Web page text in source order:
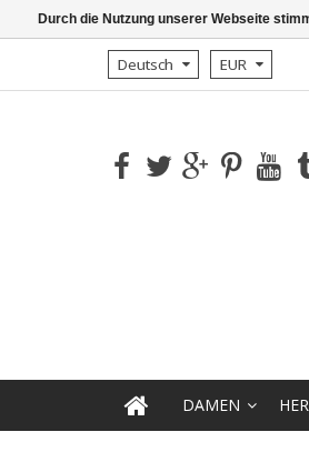
Deutsch EUR
DAMEN
Durch die Nutzung unserer Webseite